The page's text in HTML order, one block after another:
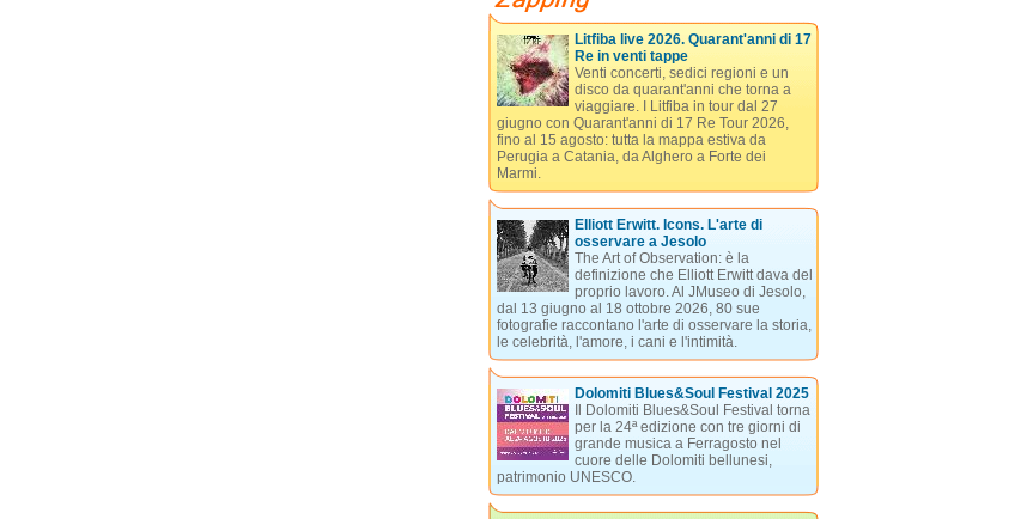
Litfiba live 2026. Quarant'anni di 17
Re in venti tappe
Venti concerti, sedici regioni e un
disco da quarant'anni che torna a
viaggiare. I Litfiba in tour dal 27
giugno con Quarant'anni di 17 Re Tour 2026,
fino al 15 agosto: tutta la mappa estiva da
Perugia a Catania, da Alghero a Forte dei
Marmi.
Elliott Erwitt. Icons. L'arte di
osservare a Jesolo
The Art of Observation: è la
definizione che Elliott Erwitt dava del
proprio lavoro. Al JMuseo di Jesolo,
dal 13 giugno al 18 ottobre 2026, 80 sue
fotografie raccontano l'arte di osservare la storia,
le celebrità, l'amore, i cani e l'intimità.
Dolomiti Blues&Soul Festival 2025
Il Dolomiti Blues&Soul Festival torna
per la 24ª edizione con tre giorni di
grande musica a Ferragosto nel
cuore delle Dolomiti bellunesi,
patrimonio UNESCO.